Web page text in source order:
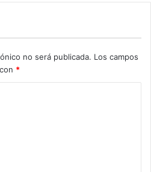
no será publicada. Los campos
*